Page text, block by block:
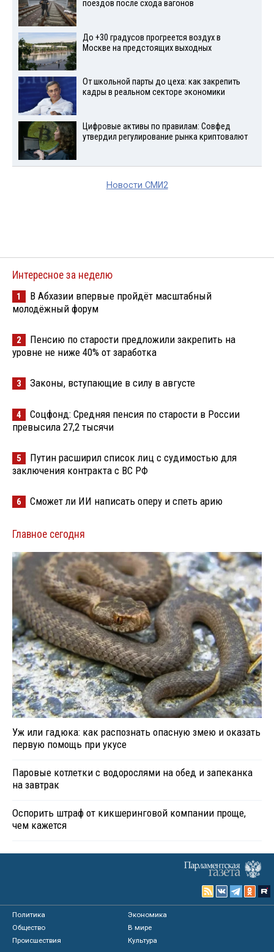
поездов после схода вагонов
До +30 градусов прогреется воздух в
Москве на предстоящих выходных
От школьной парты до цеха: как закрепить
кадры в реальном секторе экономики
Цифровые активы по правилам: Совфед
утвердил регулирование рынка криптовалют
Новости СМИ2
Интересное за неделю
1
В Абхазии впервые пройдёт масштабный
молодёжный форум
2
Пенсию по старости предложили закрепить на
уровне не ниже 40% от заработка
3 Законы, вступающие в силу в августе
4
Соцфонд: Средняя пенсия по старости в России
превысила 27,2 тысячи
5
Путин расширил список лиц с судимостью для
заключения контракта с ВС РФ
6 Сможет ли ИИ написать оперу и спеть арию
Главное сегодня
Уж или гадюка: как распознать опасную змею и оказать
первую помощь при укусе
Паровые котлетки с водорослями на обед и запеканка
на завтрак
Оспорить штраф от кикшеринговой компании проще,
чем кажется
Политика
Экономика
Общество
В мире
Происшествия
Культура